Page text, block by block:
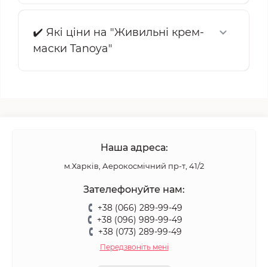
✔️ Які ціни на "Живильні крем-
маски Tanoya"
Наша адреса:
м.Харків, Аерокосмічний пр-т, 41/2
Зателефонуйте нам:
+38 (066) 289-99-49
+38 (096) 989-99-49
+38 (073) 289-99-49
Передзвоніть мені